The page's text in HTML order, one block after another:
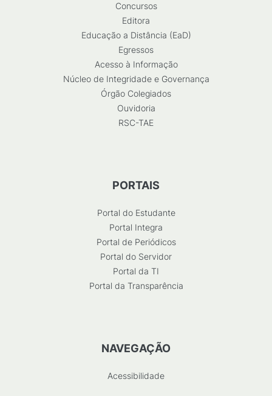
Concursos
Editora
Educação a Distância (EaD)
Egressos
Acesso à Informação
Núcleo de Integridade e Governança
Órgão Colegiados
Ouvidoria
RSC-TAE
PORTAIS
Portal do Estudante
Portal Integra
Portal de Periódicos
Portal do Servidor
Portal da TI
Portal da Transparência
NAVEGAÇÃO
Acessibilidade